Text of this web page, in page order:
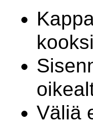
kooksi
Väliä